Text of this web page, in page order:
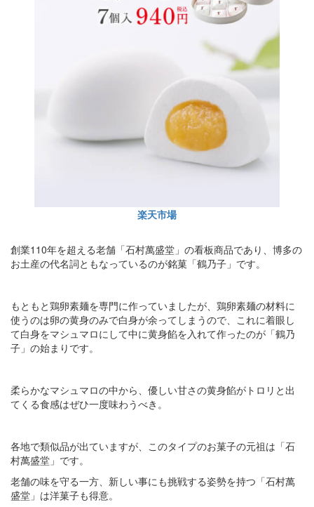
楽天市場
創業110年を超える老舗「石村萬盛堂」の看板商品であり、博多の
お土産の代名詞ともなっているのが銘菓「鶴乃子」です。
もともと鶏卵素麺を専門に作っていましたが、鶏卵素麺の材料に
使うのは卵の黄身のみで白身が余ってしまうので、これに着眼し
て白身をマシュマロにして中に黄身餡を入れて作ったのが「鶴乃
子」の始まりです。
柔らかなマシュマロの中から、優しい甘さの黄身餡がトロリと出
てくる食感はぜひ一度味わうべき。
各地で類似品が出ていますが、このタイプのお菓子の元祖は「石
村萬盛堂」です。
老舗の味を守る一方、新しい事にも挑戦する姿勢を持つ「石村萬
盛堂」は洋菓子も得意。